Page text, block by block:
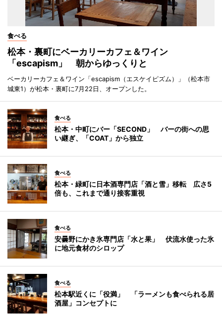
食べる
松本・裏町にベーカリーカフェ＆ワイン
「escapism」 朝からゆっくりと
ベーカリーカフェ＆ワイン「escapism（エスケイピズム）」（松本市
城東1）が松本・裏町に7月22日、オープンした。
食べる
松本・中町にバー「SECOND」 バーの街への思
い継ぎ、「COAT」から独立
食べる
松本・緑町に日本酒専門店「酒と雪」移転 広さ5
倍も、これまで通り接客重視
食べる
安曇野にかき氷専門店「水と果」 伏流水使った氷
に地元食材のシロップ
食べる
松本駅近くに「役満」 「ラーメンも食べられる居
酒屋」コンセプトに